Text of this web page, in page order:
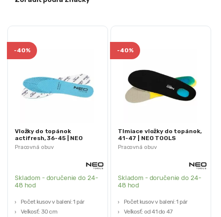
Pracovná obuv
-40%
Vložky do topánok
actifresh, 36-45 | NEO
TOOLS
Skladom - doručenie do 24-
48 hod
Počet kusov v balení: 1 pár
Veľkosť: 30 cm
Pracovná obuv
-40%
Tlmiace vložky do topánok,
41-47 | NEO TOOLS
Skladom - doručenie do 24-
48 hod
Počet kusov v balení: 1 pár
Veľkosť: od 41 do 47